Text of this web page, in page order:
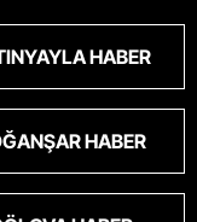
HABER
HABER